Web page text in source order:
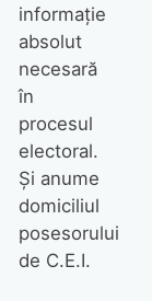
informație
absolut
necesară
în
procesul
electoral.
Și anume
domiciliul
posesorului
de C.E.I.